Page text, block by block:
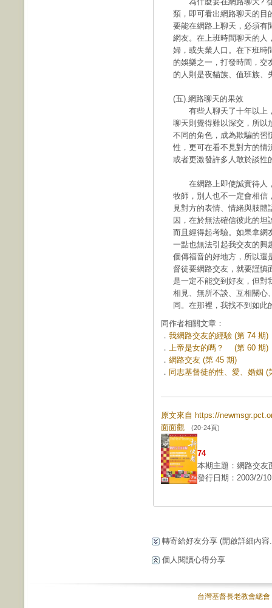
類，即可看出網路聊天的目
要能在網路上聊天，必須有
網友。在上班時間聊天的人
婦，或失業人口。在下班時
的娛樂之一，打發時間，交
的人則是夜貓族、值班族、
(五).網路聊天的果效
有些人聊天了十年以上，
聊天則覺得難以深交，所以
不同的角色，成為欺騙的習
性，更可在看不見對方的情
或者更激發許多人敢於談性
在網路上即使誠實待人，
牧師，別人也不一定會相信
見對方的表情、情緒與肢
因，在於無法確信彼此的
而且經得起考驗。如果拿網
一點也無法引起我交友的興
個傳福音的好地方，所以還
督徒要網路交友，就要謹慎
是一定不能交到好友，但對
相見、無所不談、互相關心
同。在那裡，我找不到如此
同作者相關文章：
． 我網路交友的經驗 (第 74 期)
． 上帝是女的嗎？ (第 60 期)
． 網路交友 (第 45 期)
． 同志基督徒的性、愛、婚姻 (
原文來自 https://
面面觀 (20-24頁)
74
本期主題：網路交友
發行日期：2003/2/10
轉寄給好友分享 (開啟詳細內容
個人閱讀心得分享
台灣基督長老教會總會